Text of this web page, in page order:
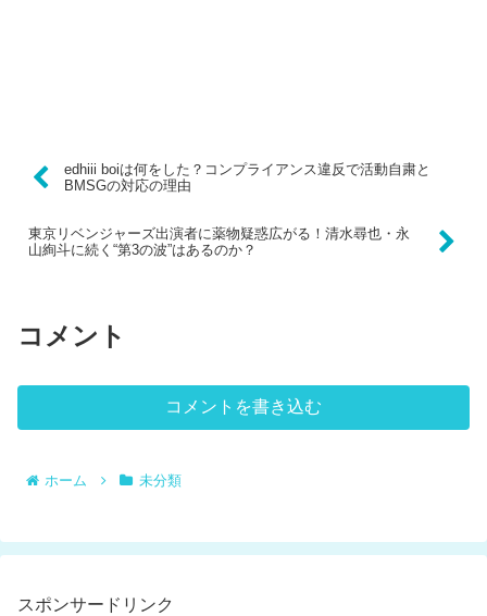
edhiii boiは何をした？コンプライアンス違反で活動自粛と
BMSGの対応の理由
東京リベンジャーズ出演者に薬物疑惑広がる！清水尋也・永
山絢斗に続く“第3の波”はあるのか？
コメント
コメントを書き込む
ホーム 未分類
スポンサードリンク